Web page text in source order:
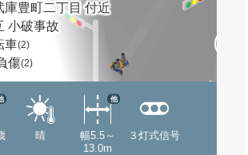
庫豊町二丁目 付近
小破事故
車(2)
傷(2)
晴
幅5.5～
13.0m
他
３灯式信号